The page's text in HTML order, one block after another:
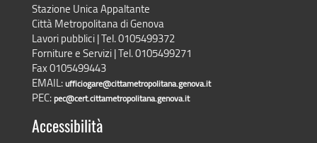
Stazione Unica Appaltante
Città Metropolitana di Genova
Lavori pubblici | Tel. 0105499372
Forniture e Servizi | Tel. 0105499271
Fax 0105499443
EMAIL:ufficiogare@cittametropolitana.genova.it
PEC:pec@cert.cittametropolitana.genova.it
Accessibilità